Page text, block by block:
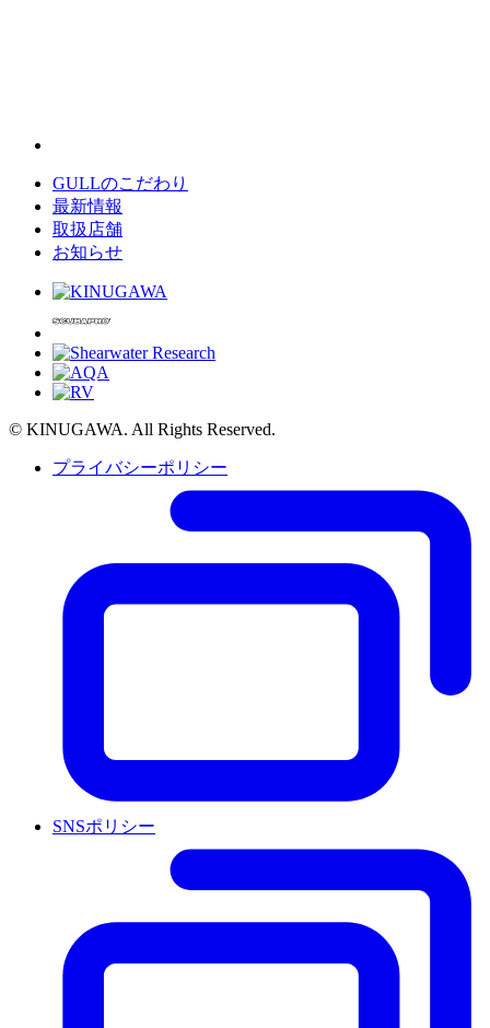
GULLのこだわり
最新情報
取扱店舗
お知らせ
© KINUGAWA. All Rights Reserved.
プライバシーポリシー
SNSポリシー